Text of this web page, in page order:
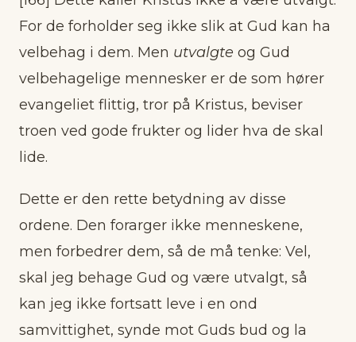
For de forholder seg ikke slik at Gud kan ha
velbehag i dem. Men utvalgte og Gud
velbehagelige mennesker er de som hører
evangeliet flittig, tror på Kristus, beviser
troen ved gode frukter og lider hva de skal
lide.
Dette er den rette betydning av disse
ordene. Den forarger ikke menneskene,
men forbedrer dem, så de må tenke: Vel,
skal jeg behage Gud og være utvalgt, så
kan jeg ikke fortsatt leve i en ond
samvittighet, synde mot Guds bud og la